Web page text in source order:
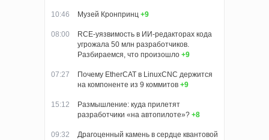
10:46 Музей Кронпринц +9
08:00
RCE-уязвимость в ИИ-редакторах кода
угрожала 50 млн разработчиков.
Разбираемся, что произошло +9
07:27
Почему EtherCAT в LinuxCNC держится
на компоненте из 9 коммитов +9
15:12
Размышление: куда прилетят
разработчики «на автопилоте»? +8
09:32
Драгоценный камень в сердце квантовой